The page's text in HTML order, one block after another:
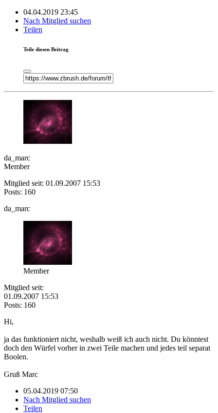
04.04.2019 23:45
Nach Mitglied suchen
Teilen
Teile diesen Beitrag
da_marc
Member
Mitglied seit: 01.09.2007 15:53
Posts: 160
da_marc
Member
Mitglied seit:
01.09.2007 15:53
Posts: 160
Hi,
ja das funktioniert nicht, weshalb weiß ich auch nicht. Du könntest
doch den Würfel vorher in zwei Teile machen und jedes teil separat
Boolen.
Gruß Marc
05.04.2019 07:50
Nach Mitglied suchen
Teilen